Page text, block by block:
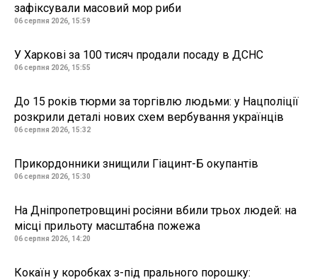
зафіксували масовий мор риби
06 серпня 2026, 15:59
У Харкові за 100 тисяч продали посаду в ДСНС
06 серпня 2026, 15:55
До 15 років тюрми за торгівлю людьми: у Нацполіції
розкрили деталі нових схем вербування українців
06 серпня 2026, 15:32
Прикордонники знищили Гіацинт-Б окупантів
06 серпня 2026, 15:30
На Дніпропетровщині росіяни вбили трьох людей: на
місці прильоту масштабна пожежа
06 серпня 2026, 14:20
Кокаїн у коробках з-під прального порошку: